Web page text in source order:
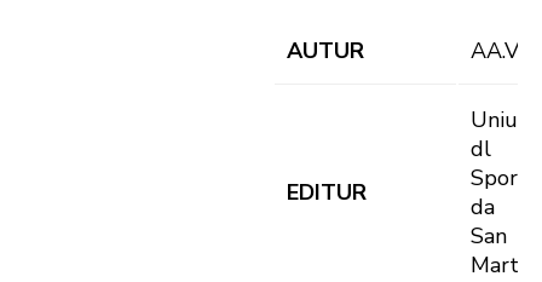
AUTUR AA.VV.
EDITUR
Uniun
dl
Sport
da
San
Martin